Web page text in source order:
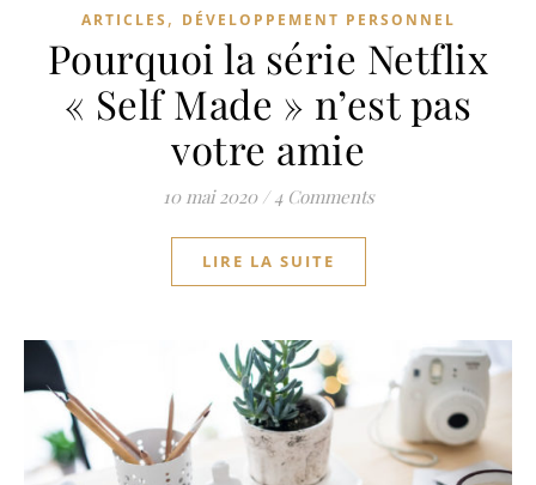
ARTICLES , DÉVELOPPEMENT PERSONNEL
Pourquoi la série Netflix
« Self Made » n’est pas
votre amie
10 mai 2020 / 4 Comments
LIRE LA SUITE